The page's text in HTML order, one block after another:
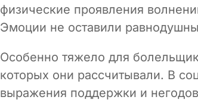
физические проявления
Эмоции не оставили
Особенно тяжело для
которых они рассчитывали. В
выражения поддержки и